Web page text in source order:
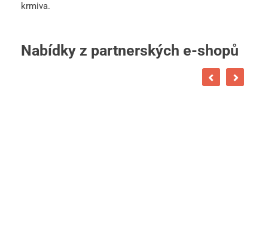
krmiva.
Nabídky z partnerských e-shopů